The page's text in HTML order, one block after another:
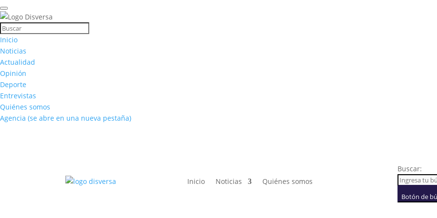
Inicio
Noticias
Actualidad
Opinión
Deporte
Entrevistas
Quiénes somos
Agencia (se abre en una nueva pestaña)
Inicio Noticias Quiénes somos
Buscar:
Botón de